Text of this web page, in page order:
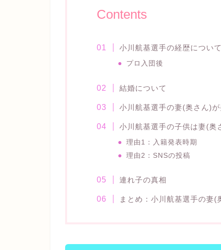
Contents
小川航基選手の経歴につい
プロ入団後
結婚について
小川航基選手の妻(奥さん)
小川航基選手の子供は妻(奥
理由1：入籍発表時期
理由2：SNSの投稿
連れ子の真相
まとめ：小川航基選手の妻